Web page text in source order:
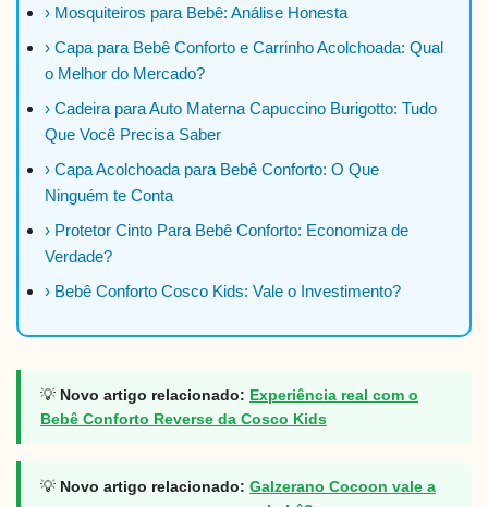
› Mosquiteiros para Bebê: Análise Honesta
› Capa para Bebê Conforto e Carrinho Acolchoada: Qual
o Melhor do Mercado?
› Cadeira para Auto Materna Capuccino Burigotto: Tudo
Que Você Precisa Saber
› Capa Acolchoada para Bebê Conforto: O Que
Ninguém te Conta
› Protetor Cinto Para Bebê Conforto: Economiza de
Verdade?
› Bebê Conforto Cosco Kids: Vale o Investimento?
💡 Novo artigo relacionado: Experiência real com o
Bebê Conforto Reverse da Cosco Kids
💡 Novo artigo relacionado: Galzerano Cocoon vale a